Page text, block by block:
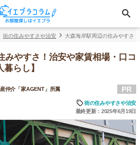
街の住みやすさや治安 大森海岸駅周辺の住みやすさ
みやすさ！治安や家賃相場・口コ
らし】
仲介「家AGENT」所属 PR
街の住みやすさや治安
最終更新：2025年6月19日